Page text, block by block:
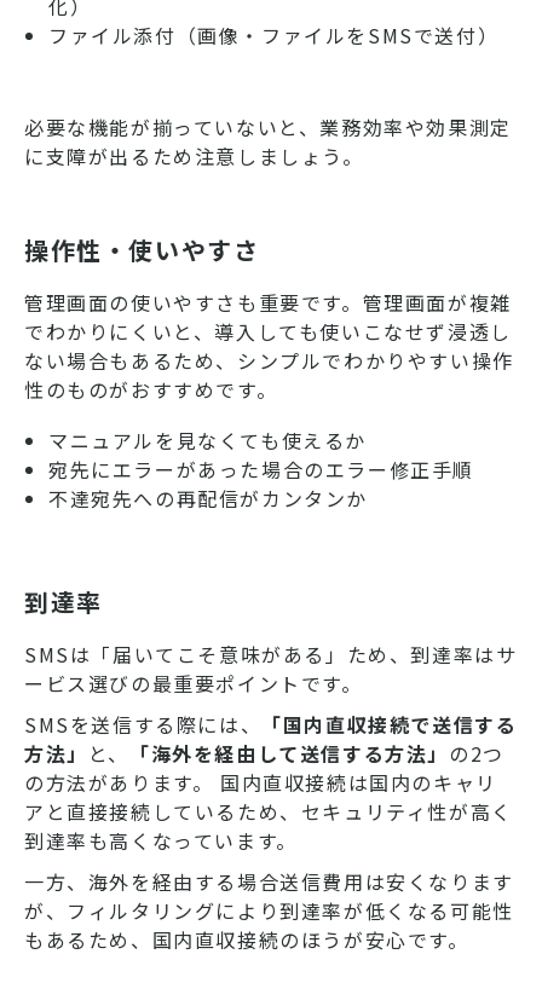
化）
ファイル添付（画像・ファイルをSMSで送付）
必要な機能が揃っていないと、業務効率や効果測定
に支障が出るため注意しましょう。
操作性・使いやすさ
管理画面の使いやすさも重要です。管理画面が複雑
でわかりにくいと、導入しても使いこなせず浸透し
ない場合もあるため、シンプルでわかりやすい操作
性のものがおすすめです。
マニュアルを見なくても使えるか
宛先にエラーがあった場合のエラー修正手順
不達宛先への再配信がカンタンか
到達率
SMSは「届いてこそ意味がある」ため、到達率はサ
ービス選びの最重要ポイントです。
SMSを送信する際には、
「国内直収接続で送信する
方法」
と、 「海外を経由して送信する方法」 の2つ
の方法があります。 国内直収接続は国内のキャリ
アと直接接続しているため、セキュリティ性が高く
到達率も高くなっています。
一方、海外を経由する場合送信費用は安くなります
が、フィルタリングにより到達率が低くなる可能性
もあるため、国内直収接続のほうが安心です。